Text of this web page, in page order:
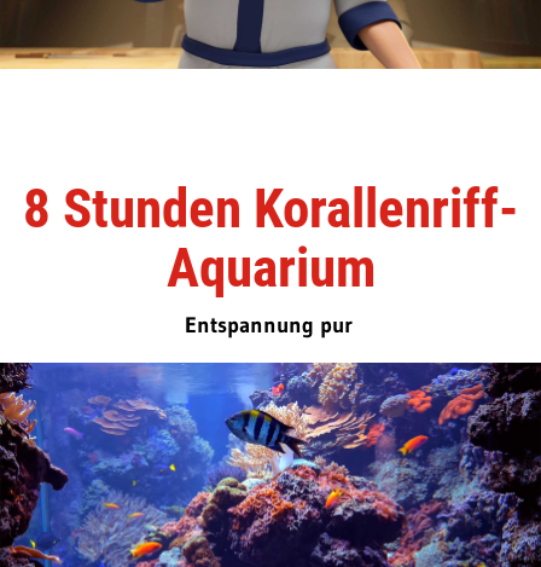
8 Stunden Korallenriff-
Aquarium
Entspannung pur